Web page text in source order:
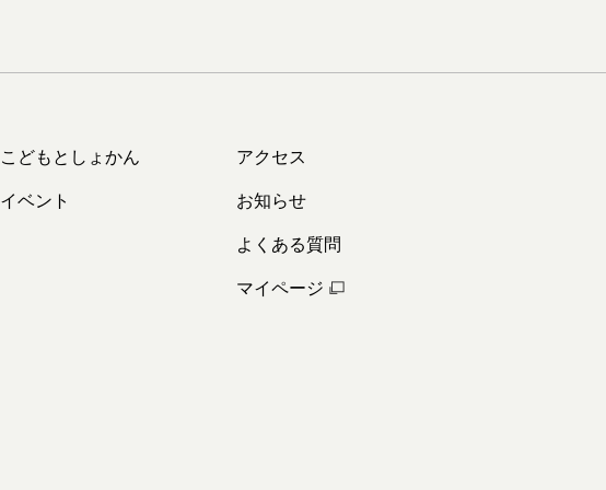
こどもとしょかん
イベント
アクセス
お知らせ
よくある質問
マイページ